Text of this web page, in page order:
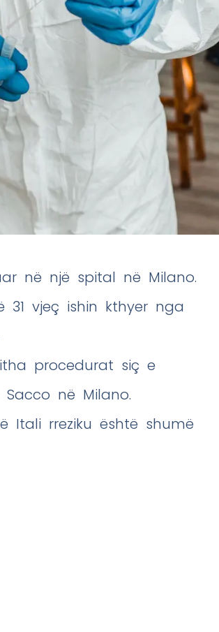
në një spital në Milano.
vjeç ishin kthyer nga
procedurat siç e
në Milano.
Itali rreziku është shumë